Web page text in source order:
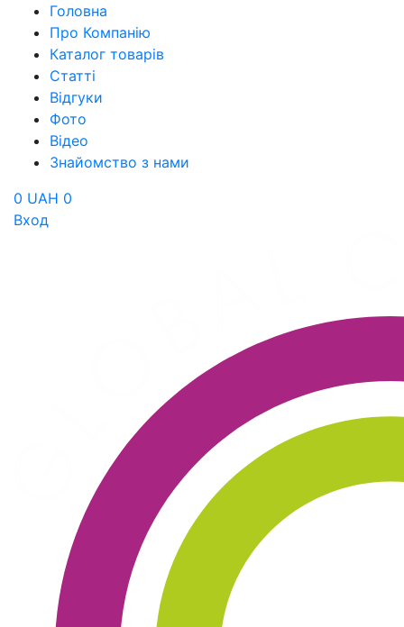
Головна
Про Компанію
Каталог товарів
Статті
Відгуки
Фото
Відео
Знайомство з нами
0 UAH 0
Вход